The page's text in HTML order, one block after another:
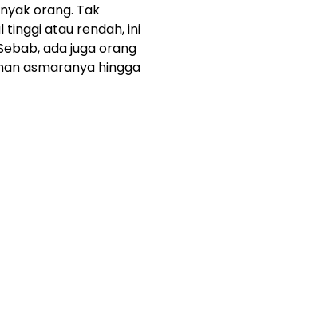
orang. Tak
atau rendah, ini
ada juga orang
asmaranya hingga